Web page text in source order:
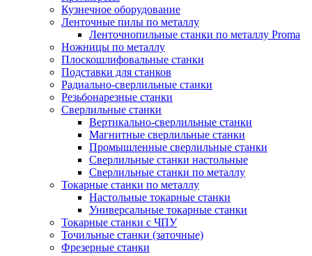
Кузнечное оборудование
Ленточные пилы по металлу
Ленточнопильные станки по металлу Proma
Ножницы по металлу
Плоскошлифовальные станки
Подставки для станков
Радиально-сверлильные станки
Резьбонарезные станки
Сверлильные станки
Вертикально-сверлильные станки
Магнитные сверлильные станки
Промышленные сверлильные станки
Сверлильные станки настольные
Сверлильные станки по металлу
Токарные станки по металлу
Настольные токарные станки
Универсальные токарные станки
Токарные станки с ЧПУ
Точильные станки (заточные)
Фрезерные станки